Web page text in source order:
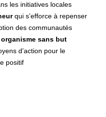
les initiatives locales
qui s’efforce à repenser
des communautés
sans but
d’action pour le
positif